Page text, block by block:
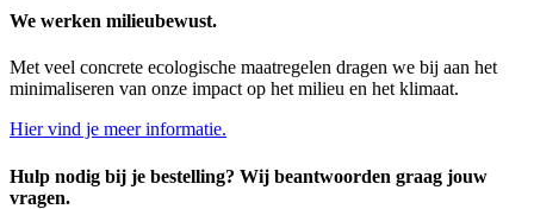
We werken milieubewust.
Met veel concrete ecologische maatregelen dragen we bij aan het
minimaliseren van onze impact op het milieu en het klimaat.
Hier vind je meer informatie.
Hulp nodig bij je bestelling? Wij beantwoorden graag jouw
vragen.